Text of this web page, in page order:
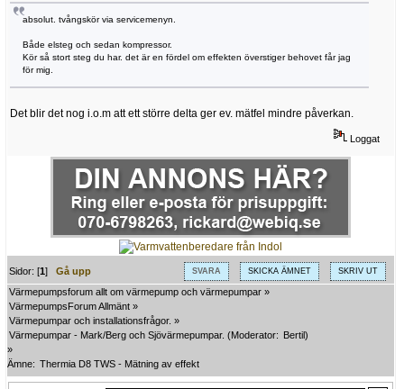
absolut. tvångskör via servicemenyn.
Både elsteg och sedan kompressor.
Kör så stort steg du har. det är en fördel om effekten överstiger behovet får jag
för mig.
Det blir det nog i.o.m att ett större delta ger ev. mätfel mindre påverkan.
Loggat
SVARA SKICKA ÄMNET SKRIV UT
Sidor: [1]Gå upp
Värmepumpsforum allt om värmepump och värmepumpar »
VärmepumpsForum Allmänt »
Värmepumpar och installationsfrågor. »
Värmepumpar - Mark/Berg och Sjövärmepumpar. (Moderator: Bertil)
»
Ämne: Thermia D8 TWS - Mätning av effekt